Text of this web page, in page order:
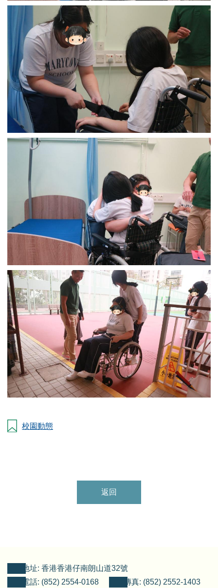
校園動態
返回
地址: 香港香港仔南朗山道32號
電話: (852) 2554-0168
傳真: (852) 2552-1403